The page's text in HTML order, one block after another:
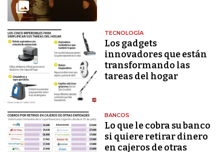
TECNOLOGÍA
Los gadgets
innovadores que están
transformando las
tareas del hogar
BANCOS
Lo que le cobra su banco
si quiere retirar dinero
en cajeros de otras